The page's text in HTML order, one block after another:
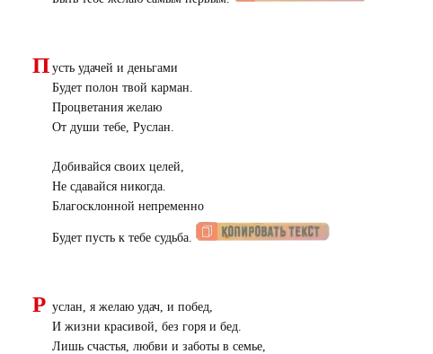
П усть удачей и деньгами
Будет полон твой карман.
Процветания желаю
От души тебе, Руслан.
Добивайся своих целей,
Не сдавайся никогда.
Благосклонной непременно
Будет пусть к тебе судьба.
Р услан, я желаю удач, и побед,
И жизни красивой, без горя и бед.
Лишь счастья, любви и заботы в семье,